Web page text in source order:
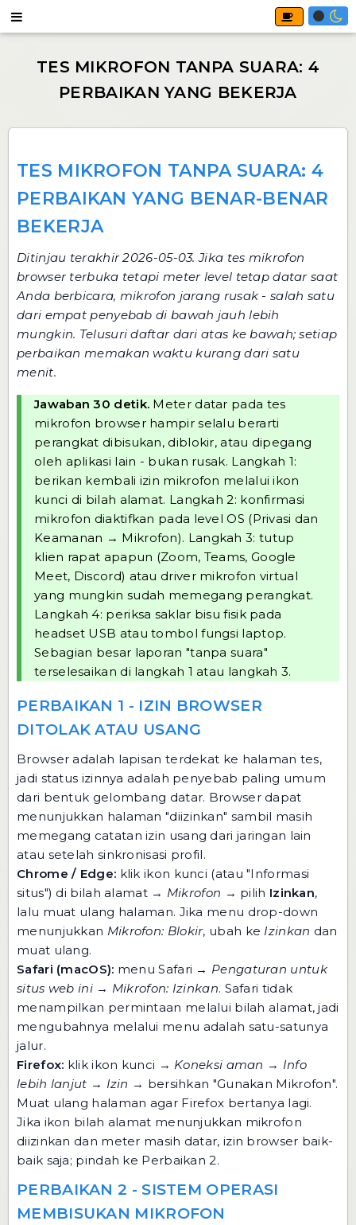
TES MIKROFON TANPA SUARA: 4
PERBAIKAN YANG BENAR-BENAR
BEKERJA
Ditinjau terakhir 2026-05-03. Jika tes mikrofon
browser terbuka tetapi meter level tetap datar saat
Anda berbicara, mikrofon jarang rusak - salah satu
dari empat penyebab di bawah jauh lebih
mungkin. Telusuri daftar dari atas ke bawah; setiap
perbaikan memakan waktu kurang dari satu
menit.
Jawaban 30 detik. Meter datar pada tes
mikrofon browser hampir selalu berarti
perangkat dibisukan, diblokir, atau dipegang
oleh aplikasi lain - bukan rusak. Langkah 1:
berikan kembali izin mikrofon melalui ikon
kunci di bilah alamat. Langkah 2: konfirmasi
mikrofon diaktifkan pada level OS (Privasi dan
Keamanan → Mikrofon). Langkah 3: tutup
klien rapat apapun (Zoom, Teams, Google
Meet, Discord) atau driver mikrofon virtual
yang mungkin sudah memegang perangkat.
Langkah 4: periksa saklar bisu fisik pada
headset USB atau tombol fungsi laptop.
Sebagian besar laporan "tanpa suara"
terselesaikan di langkah 1 atau langkah 3.
PERBAIKAN 1 - IZIN BROWSER
DITOLAK ATAU USANG
Browser adalah lapisan terdekat ke halaman tes,
jadi status izinnya adalah penyebab paling umum
dari bentuk gelombang datar. Browser dapat
menunjukkan halaman "diizinkan" sambil masih
memegang catatan izin usang dari jaringan lain
atau setelah sinkronisasi profil.
Chrome / Edge: klik ikon kunci (atau "Informasi
situs") di bilah alamat → Mikrofon → pilih Izinkan,
lalu muat ulang halaman. Jika menu drop-down
menunjukkan Mikrofon: Blokir, ubah ke Izinkan dan
muat ulang.
Safari (macOS): menu Safari → Pengaturan untuk
situs web ini→ Mikrofon: Izinkan. Safari tidak
menampilkan permintaan melalui bilah alamat, jadi
mengubahnya melalui menu adalah satu-satunya
jalur.
Firefox: klik ikon kunci → Koneksi aman → Info
lebih lanjut → Izin → bersihkan "Gunakan Mikrofon".
Muat ulang halaman agar Firefox bertanya lagi.
Jika ikon bilah alamat menunjukkan mikrofon
diizinkan dan meter masih datar, izin browser baik-
baik saja; pindah ke Perbaikan 2.
PERBAIKAN 2 - SISTEM OPERASI
MEMBISUKAN MIKROFON